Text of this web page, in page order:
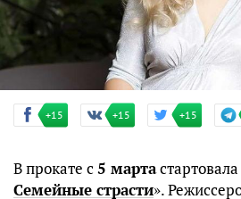
+15 +15 +15
В прокате с5 марта
Семейные страсти».